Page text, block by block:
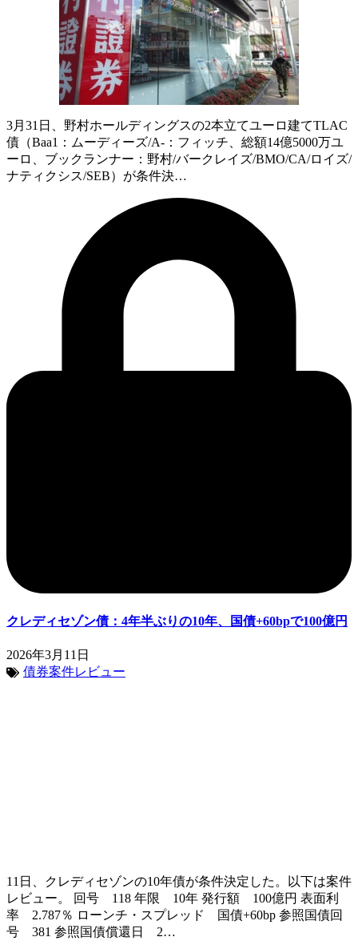
3月31日、野村ホールディングスの2本立てユーロ建てTLAC
債（Baa1：ムーディーズ/A-：フィッチ、総額14億5000万ユ
ーロ、ブックランナー：野村/バークレイズ/BMO/CA/ロイズ/
ナティクシス/SEB）が条件決…
クレディセゾン債：4年半ぶりの10年、国債+60bpで100億円
2026年3月11日
債券案件レビュー
11日、クレディセゾンの10年債が条件決定した。以下は案件
レビュー。 回号 118 年限 10年 発行額 100億円 表面利
率 2.787％ ローンチ・スプレッド 国債+60bp 参照国債回
号 381 参照国債償還日 2…